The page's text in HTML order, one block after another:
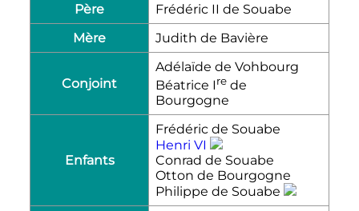
Père
Frédéric II de Souabe
Mère
Judith de Bavière
Conjoint
Adélaïde de Vohbourg
Béatrice Ire de
Bourgogne
Enfants
Frédéric de Souabe
Henri VI
Conrad de Souabe
Otton de Bourgogne
Philippe de Souabe